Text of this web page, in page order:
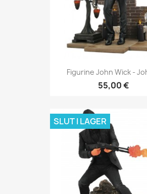
Figurine John Wick -
55,00 €
SLUT I LAGER